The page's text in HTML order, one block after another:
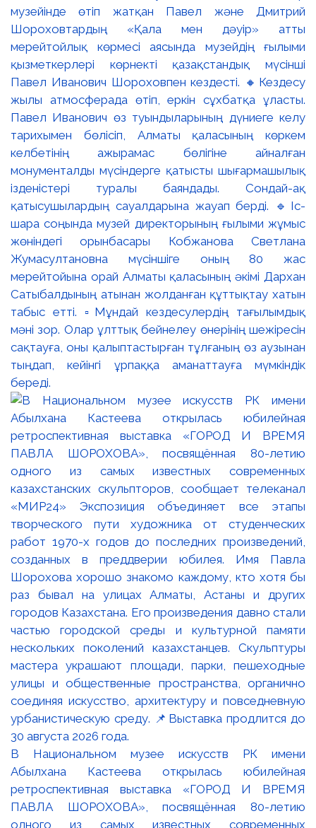
музейінде өтіп жатқан Павел және Дмитрий
Шороховтардың «Қала мен дәуір» атты
мерейтойлық көрмесі аясында музейдің ғылыми
қызметкерлері көрнекті қазақстандық мүсінші
Павел Иванович Шороховпен кездесті. 🔸Кездесу
жылы атмосферада өтіп, еркін сұхбатқа ұласты.
Павел Иванович өз туындыларының дүниеге келу
тарихымен бөлісіп, Алматы қаласының көркем
келбетінің ажырамас бөлігіне айналған
монументалды мүсіндерге қатысты шығармашылық
ізденістері туралы баяндады. Сондай-ақ
қатысушылардың сауалдарына жауап берді. 🔹Іс-
шара соңында музей директорының ғылыми жұмыс
жөніндегі орынбасары Кобжанова Светлана
Жумасултановна мүсіншіге оның 80 жас
мерейтойына орай Алматы қаласының әкімі Дархан
Сатыбалдының атынан жолданған құттықтау хатын
табыс етті. ▫️Мұндай кездесулердің тағылымдық
мәні зор. Олар ұлттық бейнелеу өнерінің шежіресін
сақтауға, оны қалыптастырған тұлғаның өз аузынан
тыңдап, кейінгі ұрпаққа аманаттауға мүмкіндік
береді.
В Национальном музее искусств РК имени
Абылхана Кастеева открылась юбилейная
ретроспективная выставка «ГОРОД И ВРЕМЯ
ПАВЛА ШОРОХОВА», посвящённая 80-летию
одного из самых известных современных